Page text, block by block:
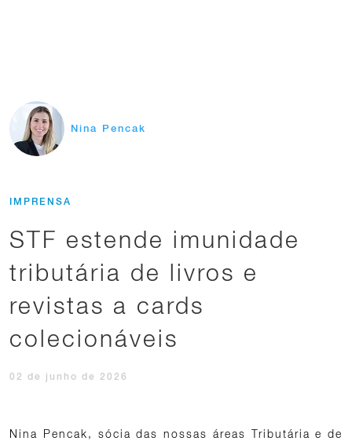
Nina Pencak
IMPRENSA
STF estende imunidade
tributária de livros e
revistas a cards
colecionáveis
02 de junho de 2026
Nina Pencak, sócia das nossas áreas Tributária e de